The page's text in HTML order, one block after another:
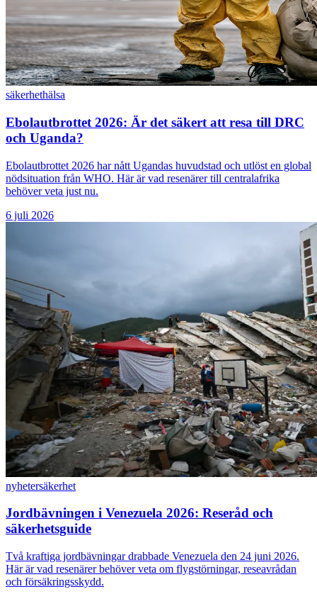
säkerhethälsa
Ebolautbrottet 2026: Är det säkert att resa till DRC
och Uganda?
Ebolautbrottet 2026 har nått Ugandas huvudstad och utlöst en global
nödsituation från WHO. Här är vad resenärer till centralafrika
behöver veta just nu.
6 juli 2026
nyhetersäkerhet
Jordbävningen i Venezuela 2026: Reseråd och
säkerhetsguide
Två kraftiga jordbävningar drabbade Venezuela den 24 juni 2026.
Här är vad resenärer behöver veta om flygstörningar, reseavrådan
och försäkringsskydd.